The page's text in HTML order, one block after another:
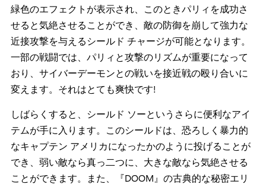
緑色のエフェクトが表示され、このときパリィを成功さ
せると気絶させることができ、敵の防御を崩して強力な
近接攻撃を与えるシールド チャージが可能となります。
一部の戦闘では、パリィと攻撃のリズムが重要になって
おり、サイバーデーモンとの戦いを接近戦の殴り合いに
変えます。それはとても爽快です!
しばらくすると、シールド ソーというさらに便利なアイ
テムが手に入ります。このシールドは、恐ろしく暴力的
なキャプテン アメリカになったかのように投げることが
でき、弱い敵なら真っ二つに、大きな敵なら気絶させる
ことができます。また、『DOOM』の古典的な秘密エリ